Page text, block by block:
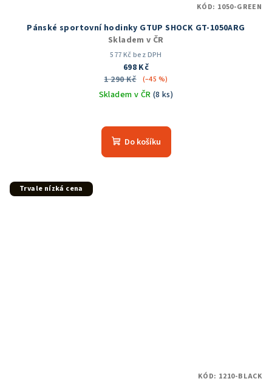
Pánské sportovní hodinky GTUP SHOCK GT-1050ARG
Skladem v ČR
577 Kč bez DPH
698 Kč
1 290 Kč
(–45 %)
Skladem v ČR (8 ks)
hodnocení
produktu
Do košíku
KÓD: 1050-GREEN
Trvale nízká cena
KÓD: 1210-BLACK